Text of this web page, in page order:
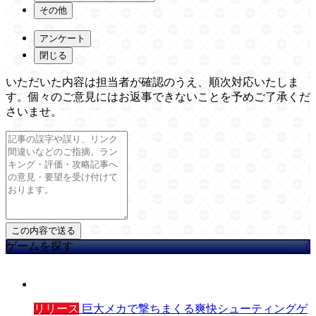
その他
アンケート
閉じる
いただいた内容は担当者が確認のうえ、順次対応いたしま
す。個々のご意見にはお返事できないことを予めご了承くだ
さいませ。
ゲームを探す
リリース 巨大メカで撃ちまくる爽快シューティングゲ